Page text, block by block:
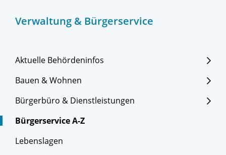
Verwaltung & Bürgerservice
Aktuelle Behördeninfos
Bauen & Wohnen
Bürgerbüro & Dienstleistungen
Bürgerservice A-Z
Lebenslagen